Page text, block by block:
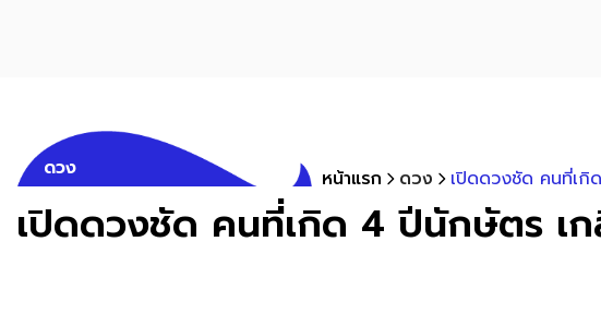
ดวง หน้าแรก ดวง เปิดดวงชัด คนที่เ
เปิดดวงชัด คนที่เกิด 4 ปีนักษัตร เ